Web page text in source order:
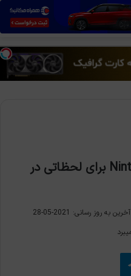
کنسول Nintendo Switch Pro برای لحظاتی در
آخرین به روز رسانی: 2021-05-28
تلگرام